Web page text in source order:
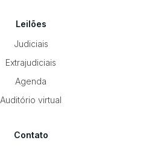
Leilões
Judiciais
Extrajudiciais
Agenda
Auditório virtual
Contato